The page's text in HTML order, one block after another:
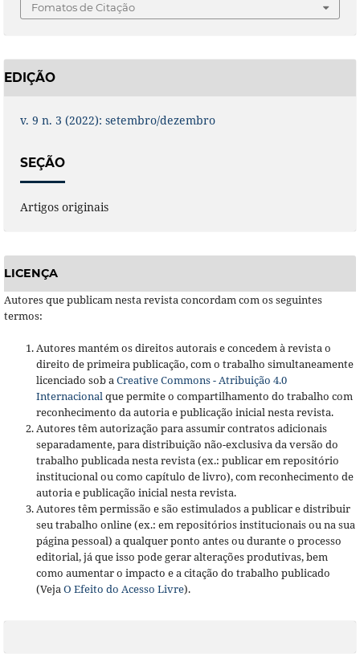
Fomatos de Citação
EDIÇÃO
v. 9 n. 3 (2022): setembro/dezembro
SEÇÃO
Artigos originais
LICENÇA
Autores que publicam nesta revista concordam com os seguintes
termos:
Autores mantém os direitos autorais e concedem à revista o
direito de primeira publicação, com o trabalho simultaneamente
licenciado sob a Creative Commons - Atribuição 4.0
Internacional que permite o compartilhamento do trabalho com
reconhecimento da autoria e publicação inicial nesta revista.
Autores têm autorização para assumir contratos adicionais
separadamente, para distribuição não-exclusiva da versão do
trabalho publicada nesta revista (ex.: publicar em repositório
institucional ou como capítulo de livro), com reconhecimento de
autoria e publicação inicial nesta revista.
Autores têm permissão e são estimulados a publicar e distribuir
seu trabalho online (ex.: em repositórios institucionais ou na sua
página pessoal) a qualquer ponto antes ou durante o processo
editorial, já que isso pode gerar alterações produtivas, bem
como aumentar o impacto e a citação do trabalho publicado
(Veja O Efeito do Acesso Livre).